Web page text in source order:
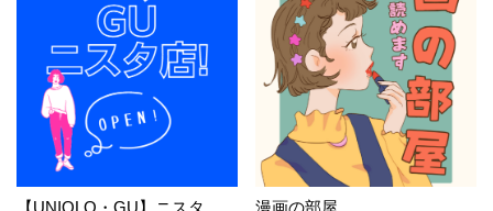
【UNIQLO・GU】ニスタ 漫画の部屋